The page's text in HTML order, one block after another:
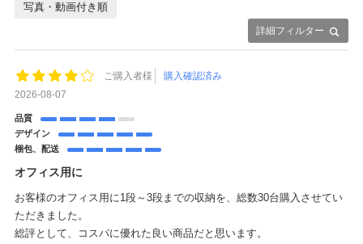
詳細フィルター
写真・動画付き順
ご購入者様
購入確認済み
2026-08-07
品質
デザイン
梱包、配送
オフィス用に
お客様のオフィス用に1段～3段までの収納を、総数30台購入させてい
ただきました。
総評として、コスパに優れた良い商品だと思います。